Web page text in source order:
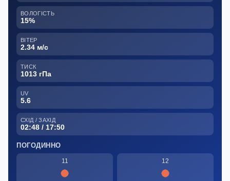
ВОЛОГІСТЬ
15%
ВІТЕР
2.34 м/с
ТИСК
1013 гПа
UV
5.6
СХІД / ЗАХІД
02:48 / 17:50
ПОГОДИННО
11 12